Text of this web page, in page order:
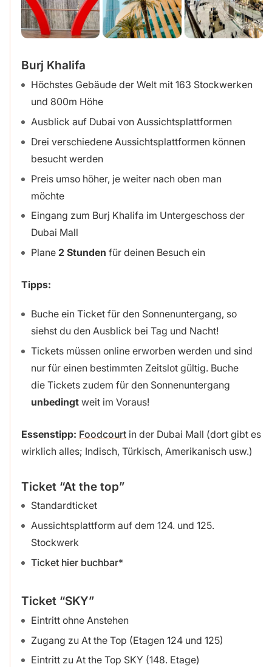
Burj Khalifa
Höchstes Gebäude der Welt mit 163 Stockwerken
und 800m Höhe
Ausblick auf Dubai von Aussichtsplattformen
Drei verschiedene Aussichtsplattformen können
besucht werden
Preis umso höher, je weiter nach oben man
möchte
Eingang zum Burj Khalifa im Untergeschoss der
Dubai Mall
Plane 2 Stunden für deinen Besuch ein
Tipps:
Buche ein Ticket für den Sonnenuntergang, so
siehst du den Ausblick bei Tag und Nacht!
Tickets müssen online erworben werden und sind
nur für einen bestimmten Zeitslot gültig. Buche
die Tickets zudem für den Sonnenuntergang
unbedingtweit im Voraus!
Essenstipp: Foodcourtin der Dubai Mall (dort gibt es
wirklich alles; Indisch, Türkisch, Amerikanisch usw.)
Ticket “At the top”
Standardticket
Aussichtsplattform auf dem 124. und 125.
Stockwerk
Ticket hier buchbar
Ticket “SKY”
Eintritt ohne Anstehen
Zugang zu At the Top (Etagen 124 und 125)
Eintritt zu At the Top SKY (148. Etage)